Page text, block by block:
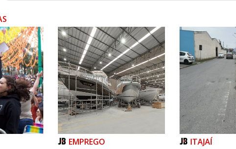
EMPREGO ITAJAÍ